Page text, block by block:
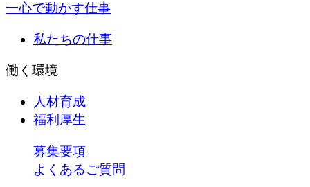
一心で動かす仕事
私たちの仕事
働く環境
人材育成
福利厚生
募集要項
よくあるご質問